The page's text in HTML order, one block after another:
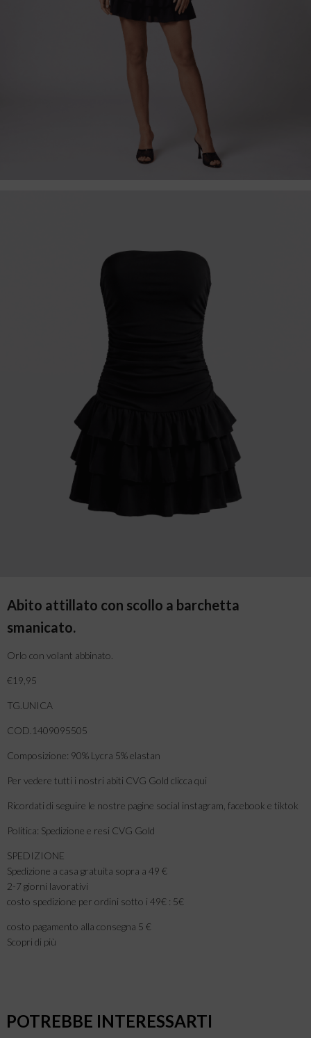
Abito attillato con scollo a barchetta
smanicato.
Orlo con volant abbinato.
€19,95
TG.UNICA
COD.1409095505
Composizione: 90% Lycra 5% elastan
Per vedere tutti i nostri abiti CVG Gold clicca qui
Ricordati di seguire le nostre pagine social instagram, facebook e tiktok
Politica: Spedizione e resi CVG Gold
SPEDIZIONE
Spedizione a casa gratuita sopra a 49 €
2-7 giorni lavorativi
costo spedizione per ordini sotto i 49€ : 5€
costo pagamento alla consegna 5 €
Scopri di più
POTREBBE INTERESSARTI